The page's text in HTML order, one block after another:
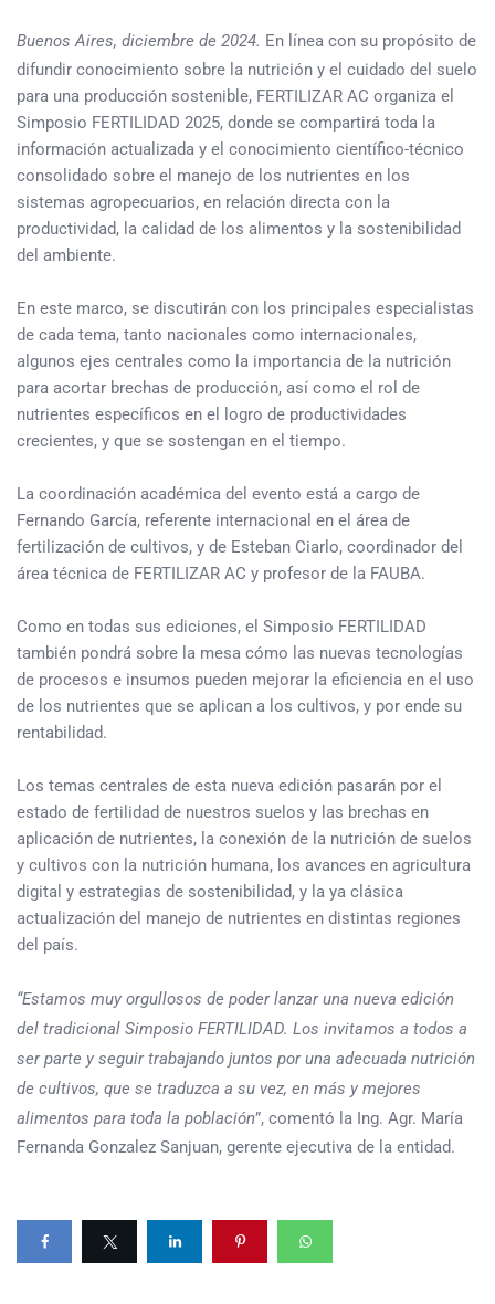
Buenos Aires, diciembre de 2024. En línea con su propósito de
difundir conocimiento sobre la nutrición y el cuidado del suelo
para una producción sostenible, FERTILIZAR AC organiza el
Simposio FERTILIDAD 2025, donde se compartirá toda la
información actualizada y el conocimiento científico-técnico
consolidado sobre el manejo de los nutrientes en los
sistemas agropecuarios, en relación directa con la
productividad, la calidad de los alimentos y la sostenibilidad
del ambiente.
En este marco, se discutirán con los principales especialistas
de cada tema, tanto nacionales como internacionales,
algunos ejes centrales como la importancia de la nutrición
para acortar brechas de producción, así como el rol de
nutrientes específicos en el logro de productividades
crecientes, y que se sostengan en el tiempo.
La coordinación académica del evento está a cargo de
Fernando García, referente internacional en el área de
fertilización de cultivos, y de Esteban Ciarlo, coordinador del
área técnica de FERTILIZAR AC y profesor de la FAUBA.
Como en todas sus ediciones, el Simposio FERTILIDAD
también pondrá sobre la mesa cómo las nuevas tecnologías
de procesos e insumos pueden mejorar la eficiencia en el uso
de los nutrientes que se aplican a los cultivos, y por ende su
rentabilidad.
Los temas centrales de esta nueva edición pasarán por el
estado de fertilidad de nuestros suelos y las brechas en
aplicación de nutrientes, la conexión de la nutrición de suelos
y cultivos con la nutrición humana, los avances en agricultura
digital y estrategias de sostenibilidad, y la ya clásica
actualización del manejo de nutrientes en distintas regiones
del país.
“Estamos muy orgullosos de poder lanzar una nueva edición
del tradicional Simposio FERTILIDAD. Los invitamos a todos a
ser parte y seguir trabajando juntos por una adecuada nutrición
de cultivos, que se traduzca a su vez, en más y mejores
alimentos para toda la población”, comentó la Ing. Agr. María
Fernanda Gonzalez Sanjuan, gerente ejecutiva de la entidad.